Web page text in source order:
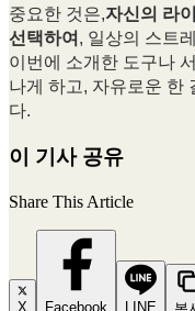
중요한 것은,자신의 라
선택하여 , 일상의 스트
이번에 소개한 도구나
나게 하고, 자유로운 한
다.
이 기사 공유
Share This Article
X Facebook LINE